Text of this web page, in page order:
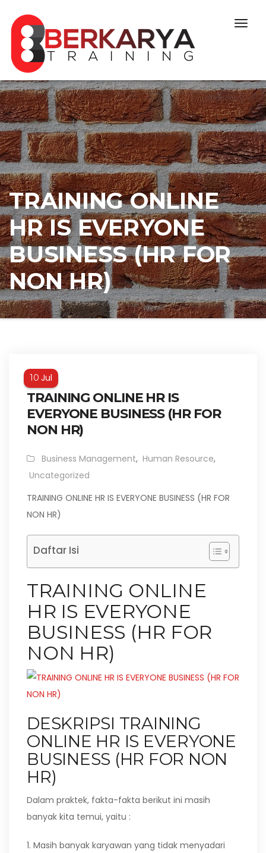
TRAINING ONLINE
HR IS EVERYONE
BUSINESS (HR FOR
NON HR)
10Jul
TRAINING ONLINE HR IS
EVERYONE BUSINESS (HR FOR
NON HR)
Business Management, Human Resource,
Uncategorized
TRAINING ONLINE HR IS EVERYONE BUSINESS (HR FOR
NON HR)
Daftar Isi
TRAINING ONLINE
HR IS EVERYONE
BUSINESS (HR FOR
NON HR)
DESKRIPSI TRAINING
ONLINE HR IS EVERYONE
BUSINESS (HR FOR NON
HR)
Dalam praktek, fakta-fakta berikut ini masih
banyak kita temui, yaitu :
1. Masih banyak karyawan yang tidak menyadari